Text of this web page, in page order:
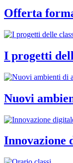
Offerta
I progetti
Nuovi
Innovazione